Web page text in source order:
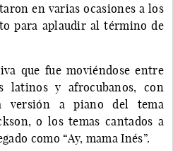
en varias ocasiones a los
para aplaudir al término de
que fue moviéndose entre
latinos y afrocubanos, con
versión a piano del tema
o los temas cantados a
como “Ay, mama Inés”.